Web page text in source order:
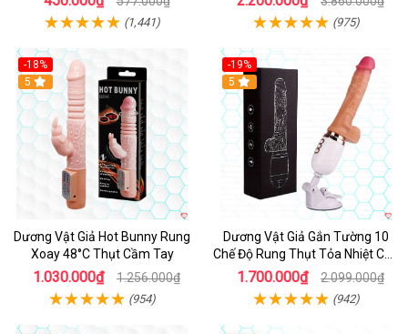
(1,441) (975)
-18%
Hot
5
Dương Vật Giả Hot Bunny Rung
Xoay 48°C Thụt Cầm Tay
1.030.000₫ 1.256.000₫
(954)
-19%
Hot
5
Dương Vật Giả Gắn Tường 10
Chế Độ Rung Thụt Tỏa Nhiệt Cao
Cấp
1.700.000₫ 2.099.000₫
(942)